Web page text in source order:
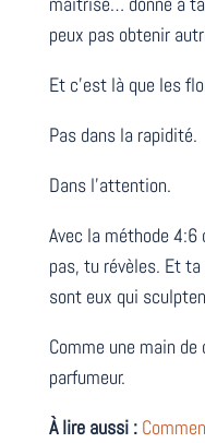
peux pas obtenir
Et c’est là que les
Pas dans la rapidité.
Dans l’attention.
Avec la méthode 4:6
pas, tu révèles. Et
sont eux qui
Comme une main de
parfumeur.
À lire aussi :